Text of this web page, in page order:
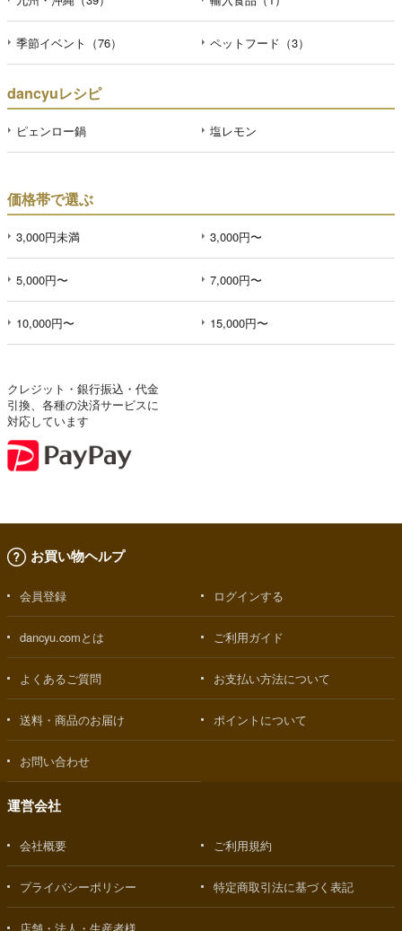
季節イベント（76） ペットフード（3）
dancyuレシピ
ピェンロー鍋 塩レモン
価格帯で選ぶ
3,000円未満 3,000円〜
5,000円〜 7,000円〜
10,000円〜 15,000円〜
クレジット・銀行振込・代金
引換、各種の決済サービスに
対応しています
お買い物ヘルプ
会員登録 ログインする
dancyu.comとは ご利用ガイド
よくあるご質問 お支払い方法について
送料・商品のお届け ポイントについて
お問い合わせ
運営会社
会社概要 ご利用規約
プライバシーポリシー 特定商取引法に基づく表記